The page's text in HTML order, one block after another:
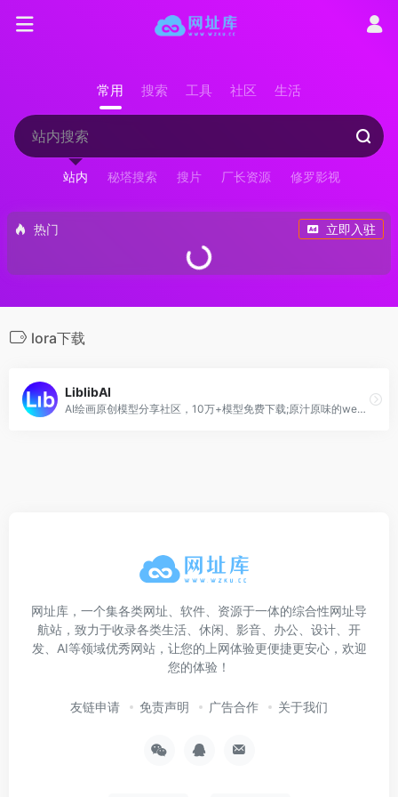
常用 搜索 工具 社区 生活
站内 秘塔搜索 搜片 厂长资源 修罗影视
热门 立即入驻
lora下载
LiblibAI
AI绘画原创模型分享社区，10万+模型免费下载;原汁原味的webUI、comfyUI，在线AI绘图工具免费使用;还可在线进行模型训练。欢迎每一位创作者加入，共同探索AI绘画
网址库，一个集各类网址、软件、资源于一体的综合性网址导
航站，致力于收录各类生活、休闲、影音、办公、设计、开
发、AI等领域优秀网站，让您的上网体验更便捷更安心，欢迎
您的体验！
友链申请 免责声明 广告合作 关于我们